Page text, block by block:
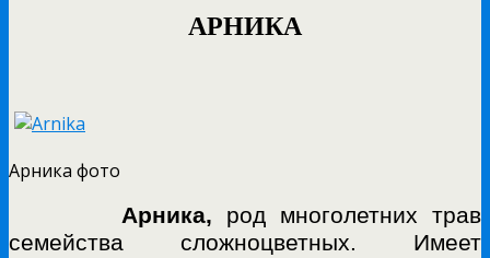
АРНИКА
Арника фото
Арника, род многолетних трав
семейства сложноцветных. Имеет